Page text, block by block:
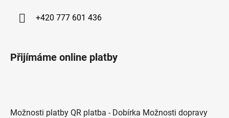
+420 777 601 436
Přijímáme online platby
Možnosti platby QR platba - Dobírka Možnosti dopravy